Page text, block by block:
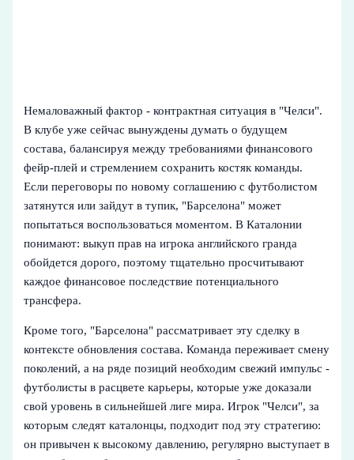
Немаловажный фактор - контрактная ситуация в "Челси".
В клубе уже сейчас вынуждены думать о будущем
состава, балансируя между требованиями финансового
фейр-плей и стремлением сохранить костяк команды.
Если переговоры по новому соглашению с футболистом
затянутся или зайдут в тупик, "Барселона" может
попытаться воспользоваться моментом. В Каталонии
понимают: выкуп прав на игрока английского гранда
обойдется дорого, поэтому тщательно просчитывают
каждое финансовое последствие потенциального
трансфера.
Кроме того, "Барселона" рассматривает эту сделку в
контексте обновления состава. Команда переживает смену
поколений, а на ряде позиций необходим свежий импульс -
футболисты в расцвете карьеры, которые уже доказали
свой уровень в сильнейшей лиге мира. Игрок "Челси", за
которым следят каталонцы, подходит под эту стратегию:
он привычен к высокому давлению, регулярно выступает в